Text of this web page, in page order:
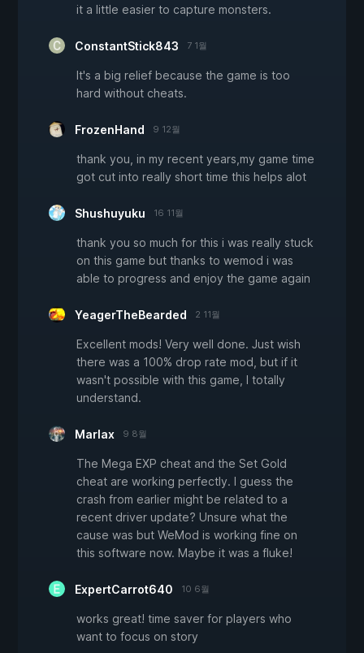
it a little easier to capture monsters.
ConstantStick843 7 1월
It's a big relief because the game is too
hard without cheats.
FrozenHand 9 12월
thank you, in my recent years,my game time
got cut into really short time this helps alot
Shushuyuku 16 11월
thank you so much for this i was really stuck
on this game but thanks to wemod i was
able to progress and enjoy the game again
YeagerTheBearded 2 11월
Excellent mods! Very well done. Just wish
there was a 100% drop rate mod, but if it
wasn't possible with this game, I totally
understand.
Marlax 9 8월
The Mega EXP cheat and the Set Gold
cheat are working perfectly. I guess the
crash from earlier might be related to a
recent driver update? Unsure what the
cause was but WeMod is working fine on
this software now. Maybe it was a fluke!
ExpertCarrot640 10 6월
works great! time saver for players who
want to focus on story